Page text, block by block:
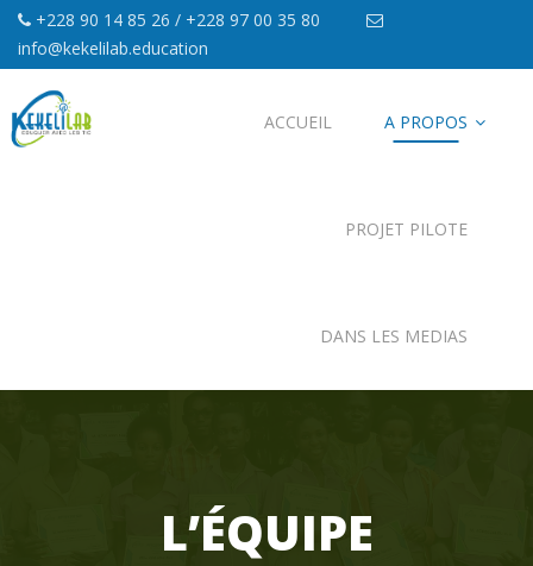
+228 90 14 85 26 / +228 97 00 35 80
info@kekelilab.education
ACCUEIL A PROPOS
PROJET PILOTE
DANS LES MEDIAS
L’ÉQUIPE